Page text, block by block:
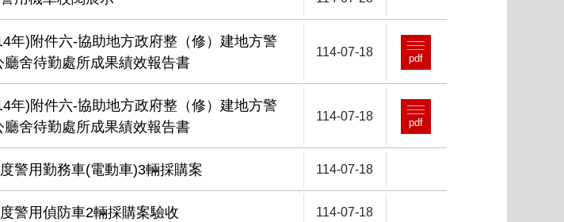
年)附件六-協助地方政府整（修）建地方警
廳舍待勤處所成果績效報告書
114-07-18 pdf
年)附件六-協助地方政府整（修）建地方警
廳舍待勤處所成果績效報告書
114-07-18 pdf
警用勤務車(電動車)3輛採購案 114-07-18
警用偵防車2輛採購案驗收 114-07-18